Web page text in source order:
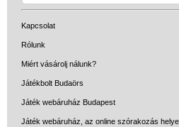
Kapcsolat
Rólunk
Miért vásárolj nálunk?
Játékbolt Budaörs
Játék webáruház Budapest
Játék webáruház, az online szórakozás helye